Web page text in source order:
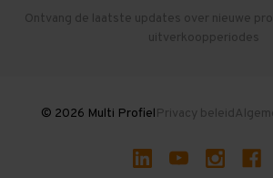
Gebruikte entresolvloeren
Ontvang de laatste updates over nieuwe
uitverkoopperiodes
© 2026 Multi ProfielPrivacy beleid